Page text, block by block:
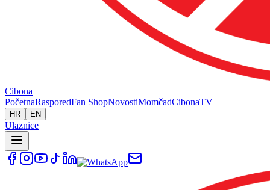
Cibona
PočetnaRasporedFan ShopNovostiMomčadCibonaTV
HR EN
Ulaznice